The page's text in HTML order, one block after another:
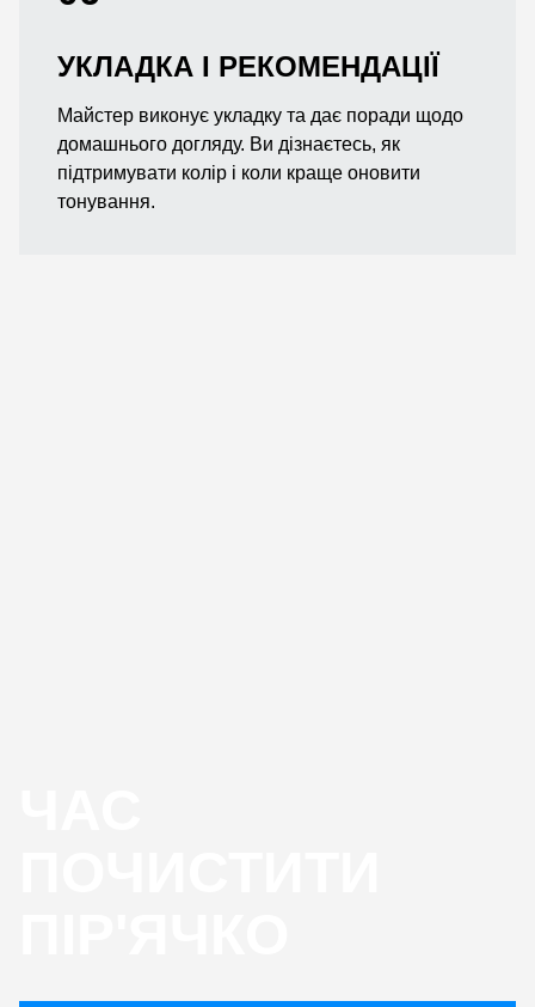
УКЛАДКА І РЕКОМЕНДАЦІЇ
Майстер виконує укладку та дає поради щодо
домашнього догляду. Ви дізнаєтесь, як
підтримувати колір і коли краще оновити
тонування.